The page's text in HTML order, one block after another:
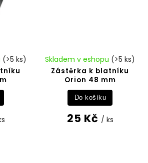
(>5 ks)
Zástěrka k blatníku
Orion 48 mm
Skladem v eshopu (>5 ks)
25 Kč / ks
Do košíku